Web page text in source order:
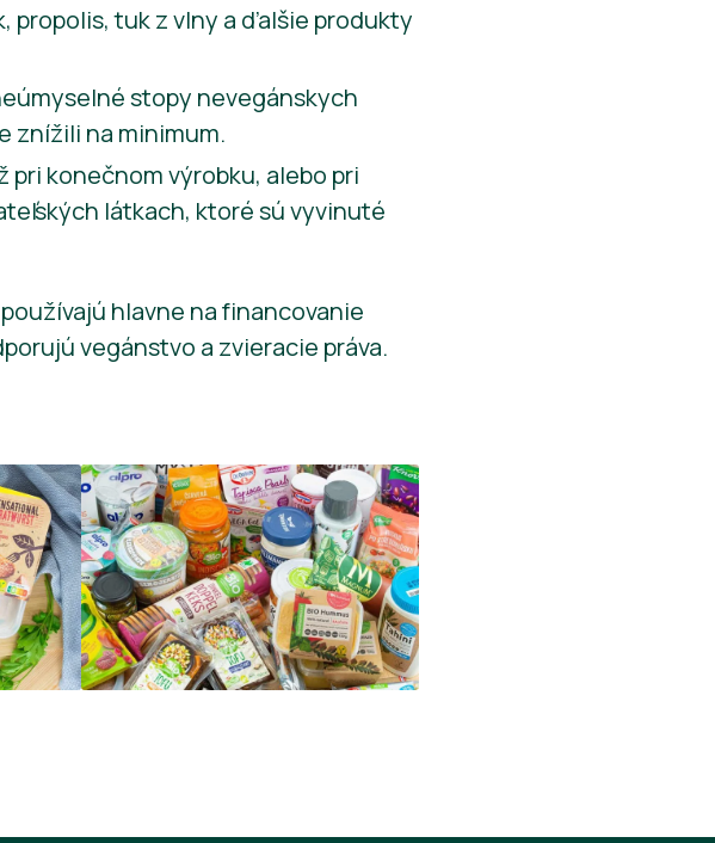
propolis, tuk z vlny a ďalšie produkty
stopy nevegánskych
znížili na minimum.
pri konečnom výrobku, alebo pri
látkach, ktoré sú vyvinuté
hlavne na financovanie
vegánstvo a zvieracie práva.